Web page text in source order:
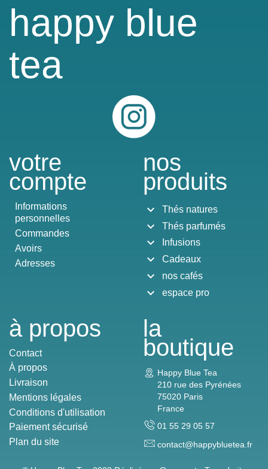
happy blue
tea
votre
compte
Informations
personnelles
Commandes
Avoirs
Adresses
nos
produits
Thés natures
expand_more
Thés parfumés
expand_more
Infusions
expand_more
Cadeaux
expand_more
nos cafés
expand_more
espace pro
expand_more
à propos
Contact
À propos
Livraison
Mentions légales
Conditions d'utilisation
Paiement sécurisé
Plan du site
la
boutique
Happy Blue Tea
210 rue des Pyrénées
75020 Paris
France
01 55 29 05 57
contact@happybluetea.fr